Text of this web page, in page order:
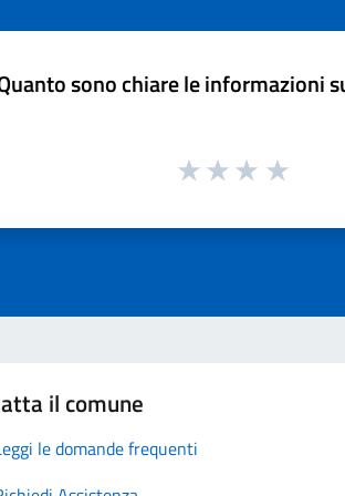
sono chiare le informazioni
il comune
le domande frequenti